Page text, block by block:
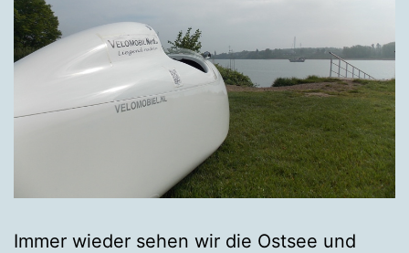
Immer wieder sehen wir die Ostsee und